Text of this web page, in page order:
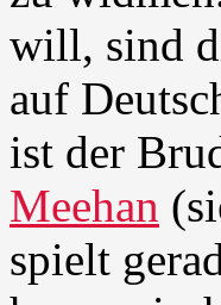
will, sind
auf
ist der
Meehan
spielt